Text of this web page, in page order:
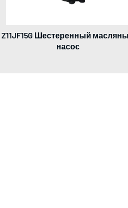
Z11JF15G Шестеренный
насос